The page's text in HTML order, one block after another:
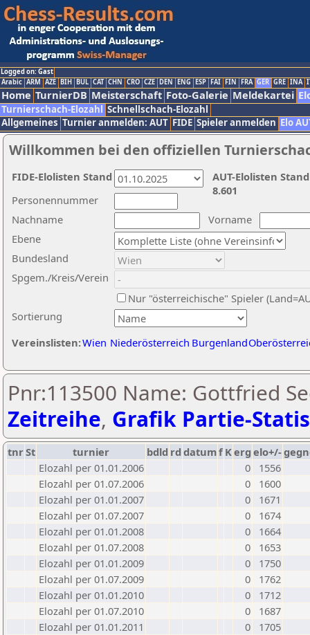
Logged on: Gast
Arabic ARM AZE BIH BUL CAT CHN CRO CZE DEN ENG ESP FAI FIN FRA GER GRE INA
Home TurnierDB Meisterschaft Foto-Galerie Meldekartei
Turnierschach-Elozahl Schnellschach-Elozahl
Allgemeines Turnier anmelden: AUT FIDE Spieler anmelden Elo
Willkommen bei den offiziellen
Nachname
Vorname
Ebene
Sortierung
Personennummer
Bundesland
Spgem./Kreis/Verein
Nur "österreichische" Spieler
Vereinslisten:Wien Niederösterreich Burgenland
AUT-Elolisten
8.601
FIDE-Elolisten Stand
Pnr:113500 Name: Gottfried
Zeitreihe, Grafik Partie-
tnrSt turnier bdld rd datumf Kerg elo+/-
Elozahl per 01.01.2006
0
1556
Elozahl per 01.07.2006
0
1600
Elozahl per 01.01.2007
0
1671
Elozahl per 01.07.2007
0
1674
Elozahl per 01.01.2008
0
1664
Elozahl per 01.07.2008
0
1653
Elozahl per 01.01.2009
0
1750
Elozahl per 01.07.2009
0
1762
Elozahl per 01.01.2010
0
1712
Elozahl per 01.07.2010
0
1687
Elozahl per 01.01.2011
0
1705